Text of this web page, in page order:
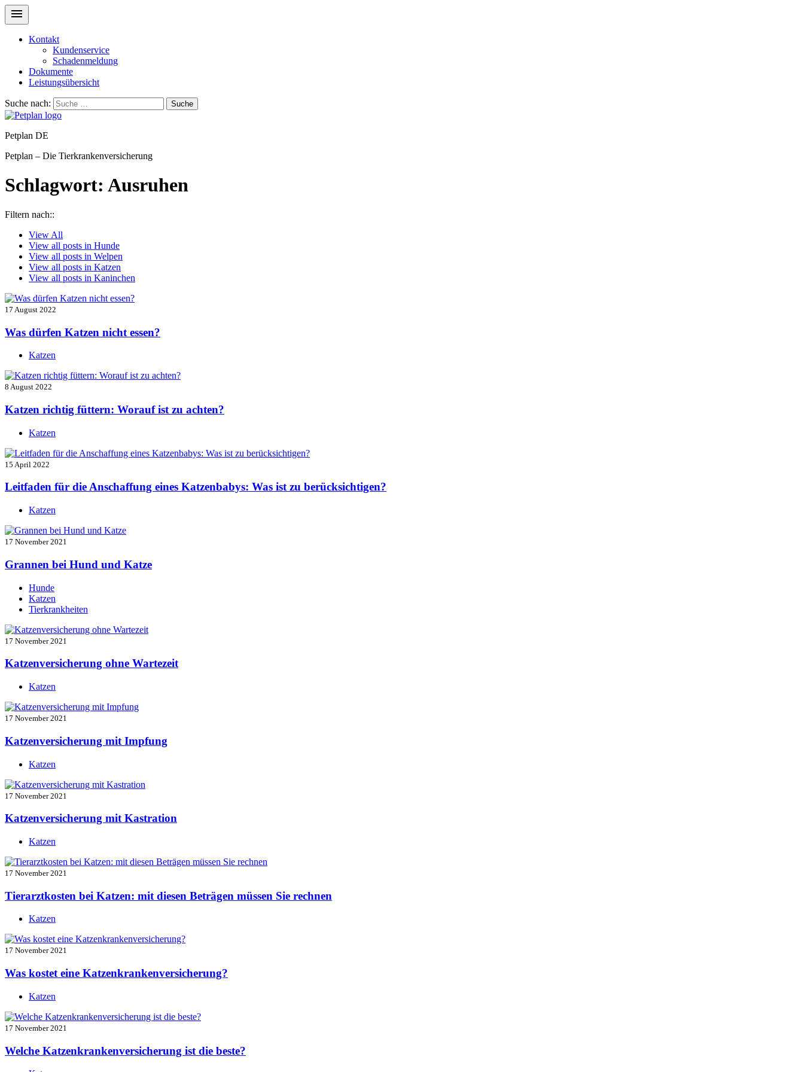
Kontakt
Kundenservice
Schadenmeldung
Dokumente
Leistungsübersicht
Suche nach: Suche
Petplan DE
Petplan – Die Tierkrankenversicherung
Schlagwort: Ausruhen
Filtern nach::
View All
View all posts in Hunde
View all posts in Welpen
View all posts in Katzen
View all posts in Kaninchen
17 August 2022
Was dürfen Katzen nicht essen?
Katzen
8 August 2022
Katzen richtig füttern: Worauf ist zu achten?
Katzen
15 April 2022
Leitfaden für die Anschaffung eines Katzenbabys: Was ist zu berücksichtigen?
Katzen
17 November 2021
Grannen bei Hund und Katze
Hunde
Katzen
Tierkrankheiten
17 November 2021
Katzenversicherung ohne Wartezeit
Katzen
17 November 2021
Katzenversicherung mit Impfung
Katzen
17 November 2021
Katzenversicherung mit Kastration
Katzen
17 November 2021
Tierarztkosten bei Katzen: mit diesen Beträgen müssen Sie rechnen
Katzen
17 November 2021
Was kostet eine Katzenkrankenversicherung?
Katzen
17 November 2021
Welche Katzenkrankenversicherung ist die beste?